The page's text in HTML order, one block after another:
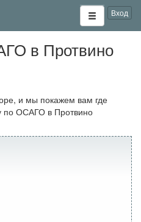
Вход
в Протвино
и мы покажем вам где
по ОСАГО в Протвино